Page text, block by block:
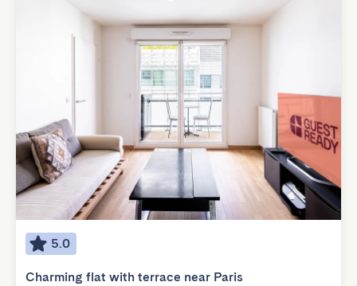
5.0
Charming flat with terrace near Paris